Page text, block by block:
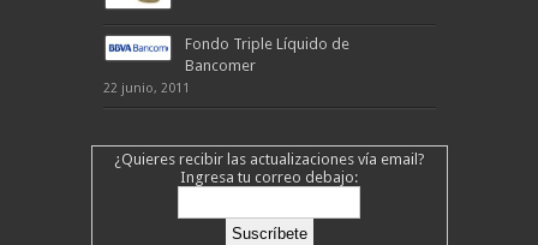
Fondo Triple Líquido de
Bancomer
22 junio, 2011
¿Quieres recibir las actualizaciones vía email?
Ingresa tu correo debajo: